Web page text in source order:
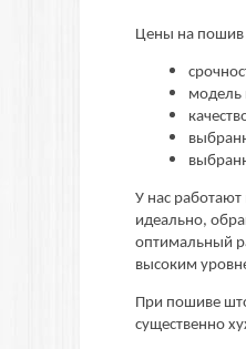
Цены на пошив
модель
У нас
идеально,
оптимальный
высоким
При пошиве
существенно